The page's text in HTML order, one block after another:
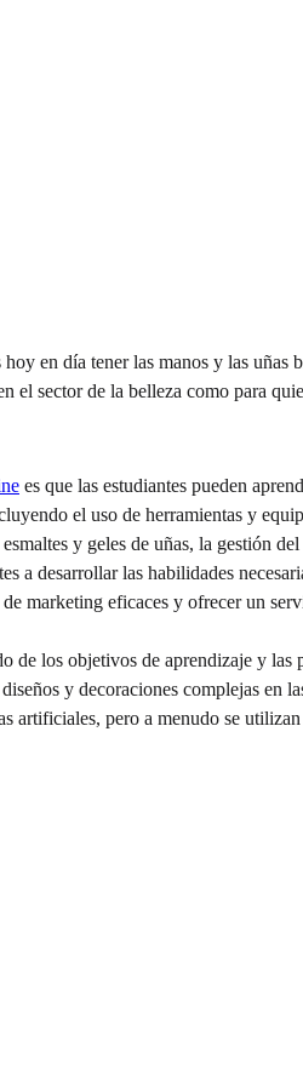
en día tener las manos y las
el sector de la belleza como para
es que las estudiantes pueden
el uso de herramientas y
y geles de uñas, la gestión
a desarrollar las habilidades
marketing eficaces y ofrecer un
los objetivos de aprendizaje y
y decoraciones complejas en
artificiales, pero a menudo se